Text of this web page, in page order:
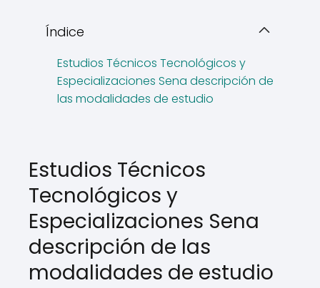
Índice
Estudios Técnicos Tecnológicos y
Especializaciones Sena descripción de
las modalidades de estudio
Estudios Técnicos
Tecnológicos y
Especializaciones Sena
descripción de las
modalidades de estudio